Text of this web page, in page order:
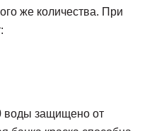
же количества. При
воды защищено от